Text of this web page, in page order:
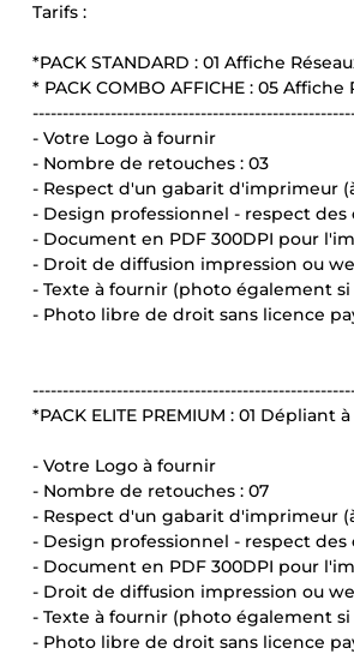
Tarifs :
*PACK STANDARD : 01 Affiche
* PACK COMBO AFFICHE : 05
- Votre Logo à fournir
- Nombre de retouches : 03
- Respect d'un gabarit d'imprimeur
- Design professionnel - respect
- Document en PDF 300DPI pour
- Droit de diffusion impression ou
- Texte à fournir (photo également
- Photo libre de droit sans licence
*PACK ELITE PREMIUM : 01 Dépliant
- Votre Logo à fournir
- Nombre de retouches : 07
- Respect d'un gabarit d'imprimeur
- Design professionnel - respect
- Document en PDF 300DPI pour
- Droit de diffusion impression ou
- Texte à fournir (photo également
- Photo libre de droit sans licence